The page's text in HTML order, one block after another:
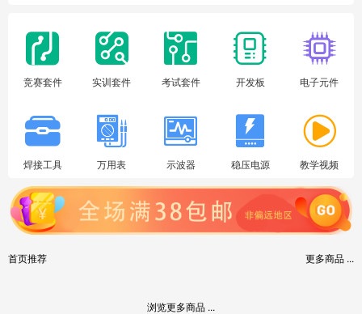
竞赛套件 实训套件 考试套件 开发板 电子元件
焊接工具 万用表 示波器 稳压电源 教学视频
首页推荐 更多商品 ...
浏览更多商品 ...